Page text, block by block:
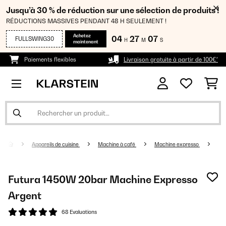
Jusqu’à 30 % de réduction sur une sélection de produits !
RÉDUCTIONS MASSIVES PENDANT 48 H SEULEMENT !
FULLSWING30
Achetez
maintenant
04 H 27 M 06 S
Paiements flexibles Livraison gratuite à partir de 100€*
Appareils de cuisine Machine à café Machine expresso
Futura 1450W 20bar Machine Expresso
Argent
68 Evaluations